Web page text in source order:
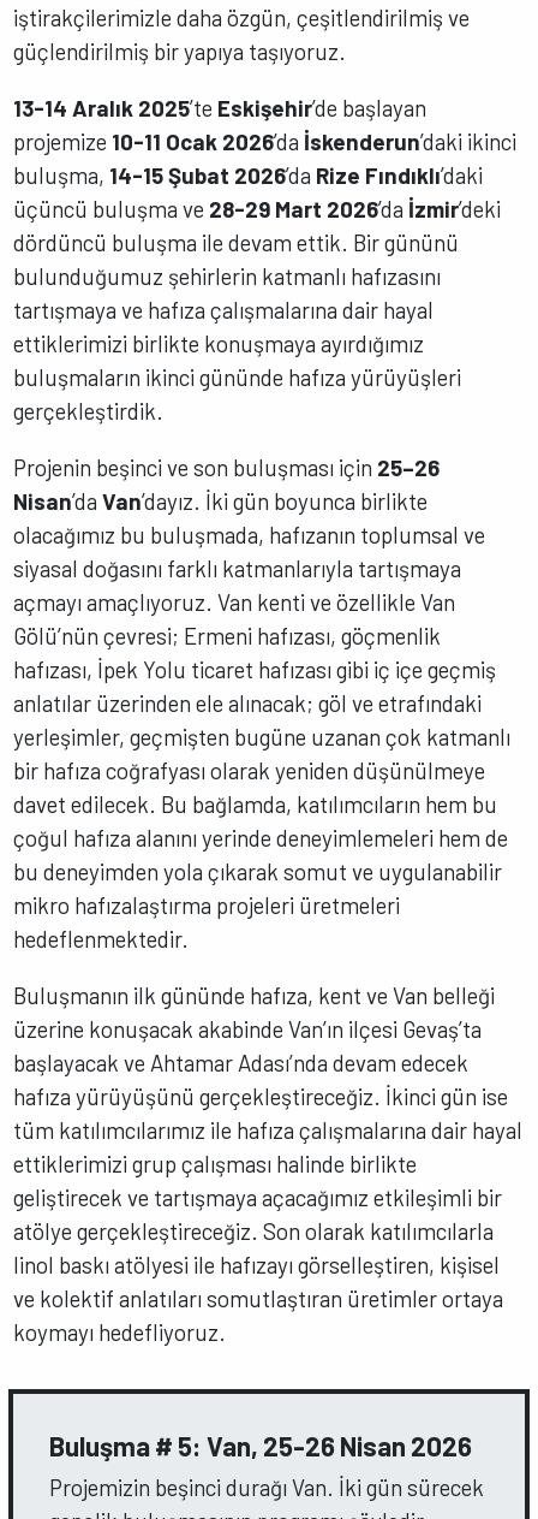
iştirakçilerimizle daha özgün, çeşitlendirilmiş ve
güçlendirilmiş bir yapıya taşıyoruz.
13-14 Aralık 2025’te Eskişehir’de başlayan
projemize 10-11 Ocak 2026’da İskenderun’daki ikinci
buluşma, 14-15 Şubat 2026’da Rize Fındıklı’daki
üçüncü buluşma ve 28-29 Mart 2026’da İzmir’deki
dördüncü buluşma ile devam ettik. Bir gününü
bulunduğumuz şehirlerin katmanlı hafızasını
tartışmaya ve hafıza çalışmalarına dair hayal
ettiklerimizi birlikte konuşmaya ayırdığımız
buluşmaların ikinci gününde hafıza yürüyüşleri
gerçekleştirdik.
Projenin beşinci ve son buluşması için 25–26
Nisan’daVan’dayız. İki gün boyunca birlikte
olacağımız bu buluşmada, hafızanın toplumsal ve
siyasal doğasını farklı katmanlarıyla tartışmaya
açmayı amaçlıyoruz. Van kenti ve özellikle Van
Gölü’nün çevresi; Ermeni hafızası, göçmenlik
hafızası, İpek Yolu ticaret hafızası gibi iç içe geçmiş
anlatılar üzerinden ele alınacak; göl ve etrafındaki
yerleşimler, geçmişten bugüne uzanan çok katmanlı
bir hafıza coğrafyası olarak yeniden düşünülmeye
davet edilecek. Bu bağlamda, katılımcıların hem bu
çoğul hafıza alanını yerinde deneyimlemeleri hem de
bu deneyimden yola çıkarak somut ve uygulanabilir
mikro hafızalaştırma projeleri üretmeleri
hedeflenmektedir.
Buluşmanın ilk gününde hafıza, kent ve Van belleği
üzerine konuşacak akabinde Van’ın ilçesi Gevaş’ta
başlayacak ve Ahtamar Adası’nda devam edecek
hafıza yürüyüşünü gerçekleştireceğiz. İkinci gün ise
tüm katılımcılarımız ile hafıza çalışmalarına dair hayal
ettiklerimizi grup çalışması halinde birlikte
geliştirecek ve tartışmaya açacağımız etkileşimli bir
atölye gerçekleştireceğiz. Son olarak katılımcılarla
linol baskı atölyesi ile hafızayı görselleştiren, kişisel
ve kolektif anlatıları somutlaştıran üretimler ortaya
koymayı hedefliyoruz.
Buluşma # 5: Van, 25-26 Nisan 2026
Projemizin beşinci durağı Van. İki gün sürecek